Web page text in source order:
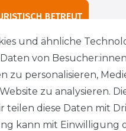
und ähnliche
von
zu personalisieren,
zu analysieren.
teilen diese Daten mit
kann mit Einwilligung